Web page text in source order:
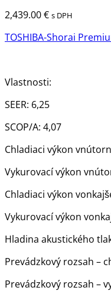
2,439.00€ s DPH
TOSHIBA-Shorai
Vlastnosti:
SEER: 6,25
SCOP/A: 4,07
Chladiaci výkon
Vykurovací výkon
Chladiaci výkon
Vykurovací výkon
Hladina akustického
Prevádzkový rozsah –
Prevádzkový rozsah –